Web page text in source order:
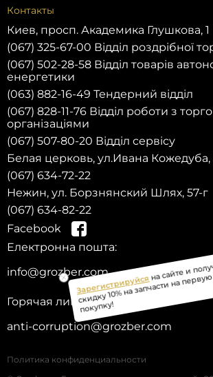
Контакты
Киев, просп. Академика Глушкова,
(067) 325-67-00 Відділ роздрібної
(067) 502-28-58 Відділ товарів
енергетики
(063) 882-16-49 Тендерний відділ
(067) 828-11-76 Відділ роботи з
організаціями
(067) 507-80-20 Відділ сервісу
Белая церковь, ул.Ивана Кожедуба,
(067) 634-72-22
Нежин, ул. Борзнянский Шлях, 57-г
(067) 634-82-22
Facebook
Електронна пошта:
info@grozber.com
Горячая линия доверия :
anti-corruption@grozber.com
Политика конфиденциальности
на сайте и получи
скидку 10% на запчасти на первую
покупку!